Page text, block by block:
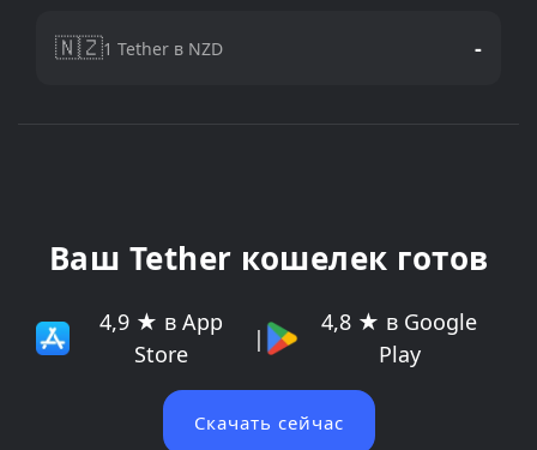
🇳🇿1 Tether в NZD -
Ваш Tether кошелек готов
4,9 ★ в App
Store
|
4,8 ★ в Google
Play
Скачать сейчас